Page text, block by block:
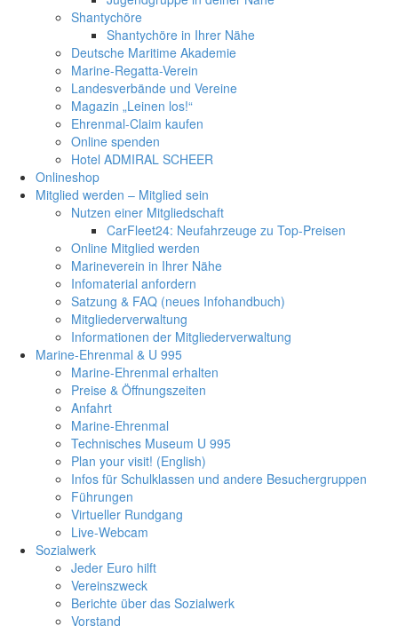
Shantychöre
Shantychöre in Ihrer Nähe
Deutsche Maritime Akademie
Marine-Regatta-Verein
Landesverbände und Vereine
Magazin „Leinen los!“
Ehrenmal-Claim kaufen
Online spenden
Hotel ADMIRAL SCHEER
Onlineshop
Mitglied werden – Mitglied sein
Nutzen einer Mitgliedschaft
CarFleet24: Neufahrzeuge zu Top-Preisen
Online Mitglied werden
Marineverein in Ihrer Nähe
Infomaterial anfordern
Satzung & FAQ (neues Infohandbuch)
Mitgliederverwaltung
Informationen der Mitgliederverwaltung
Marine-Ehrenmal & U 995
Marine-Ehrenmal erhalten
Preise & Öffnungszeiten
Anfahrt
Marine-Ehrenmal
Technisches Museum U 995
Plan your visit! (English)
Infos für Schulklassen und andere Besuchergruppen
Führungen
Virtueller Rundgang
Live-Webcam
Sozialwerk
Jeder Euro hilft
Vereinszweck
Berichte über das Sozialwerk
Vorstand